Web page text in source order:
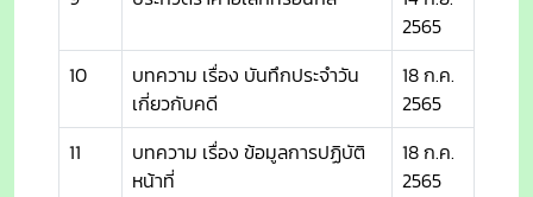
2565
10
บทความ เรื่อง บันทึกประจำวัน
เกี่ยวกับคดี
18 ก.ค.
2565
11
บทความ เรื่อง ข้อมูลการปฏิบัติ
หน้าที่
18 ก.ค.
2565